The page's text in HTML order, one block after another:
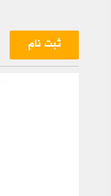
ثبت نام